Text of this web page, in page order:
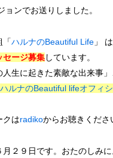
ョンでお送りしました。
「ハルナのBeautiful Life 」
セージ募集しています。
生に起きた素敵な出来事
ハルナのBeautiful lifeオフィ
クはradikoからお聴きくださ
２９日です。おたのしみに